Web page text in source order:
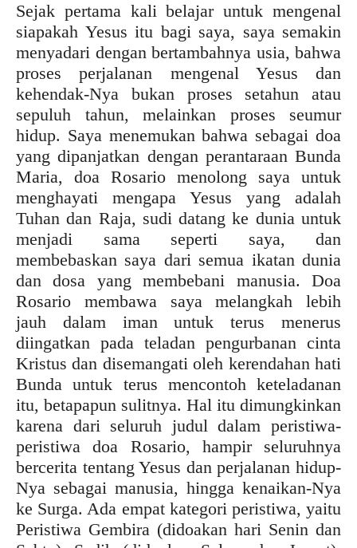
Sejak pertama kali belajar untuk mengenal
siapakah Yesus itu bagi saya, saya semakin
menyadari dengan bertambahnya usia, bahwa
proses perjalanan mengenal Yesus dan
kehendak-Nya bukan proses setahun atau
sepuluh tahun, melainkan proses seumur
hidup. Saya menemukan bahwa sebagai doa
yang dipanjatkan dengan perantaraan Bunda
Maria, doa Rosario menolong saya untuk
menghayati mengapa Yesus yang adalah
Tuhan dan Raja, sudi datang ke dunia untuk
menjadi sama seperti saya, dan
membebaskan saya dari semua ikatan dunia
dan dosa yang membebani manusia. Doa
Rosario membawa saya melangkah lebih
jauh dalam iman untuk terus menerus
diingatkan pada teladan pengurbanan cinta
Kristus dan disemangati oleh kerendahan hati
Bunda untuk terus mencontoh keteladanan
itu, betapapun sulitnya. Hal itu dimungkinkan
karena dari seluruh judul dalam peristiwa-
peristiwa doa Rosario, hampir seluruhnya
bercerita tentang Yesus dan perjalanan hidup-
Nya sebagai manusia, hingga kenaikan-Nya
ke Surga. Ada empat kategori peristiwa, yaitu
Peristiwa Gembira (didoakan hari Senin dan